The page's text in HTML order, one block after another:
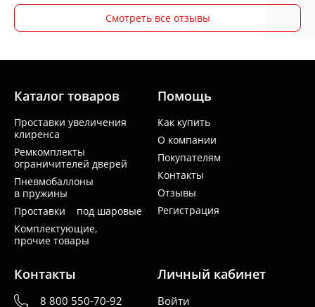
Смотреть все отзывы
Каталог товаров
Проставки увеличения
клиренса
Ремкомплекты
ограничителей дверей
Пневмобаллоны
в пружины
Проставки под шаровые
Комплектующие,
прочие товары
Помощь
Как купить
О компании
Покупателям
Контакты
Отзывы
Регистрация
Контакты
8 800 550-70-92
Личный кабинет
Войти